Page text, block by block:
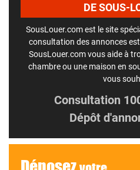
DE SOUS-
SousLouer.com est le site
consultation des annonces est
SousLouer.com vous aide à
chambre ou une maison en
vous
Consultation
Dépôt